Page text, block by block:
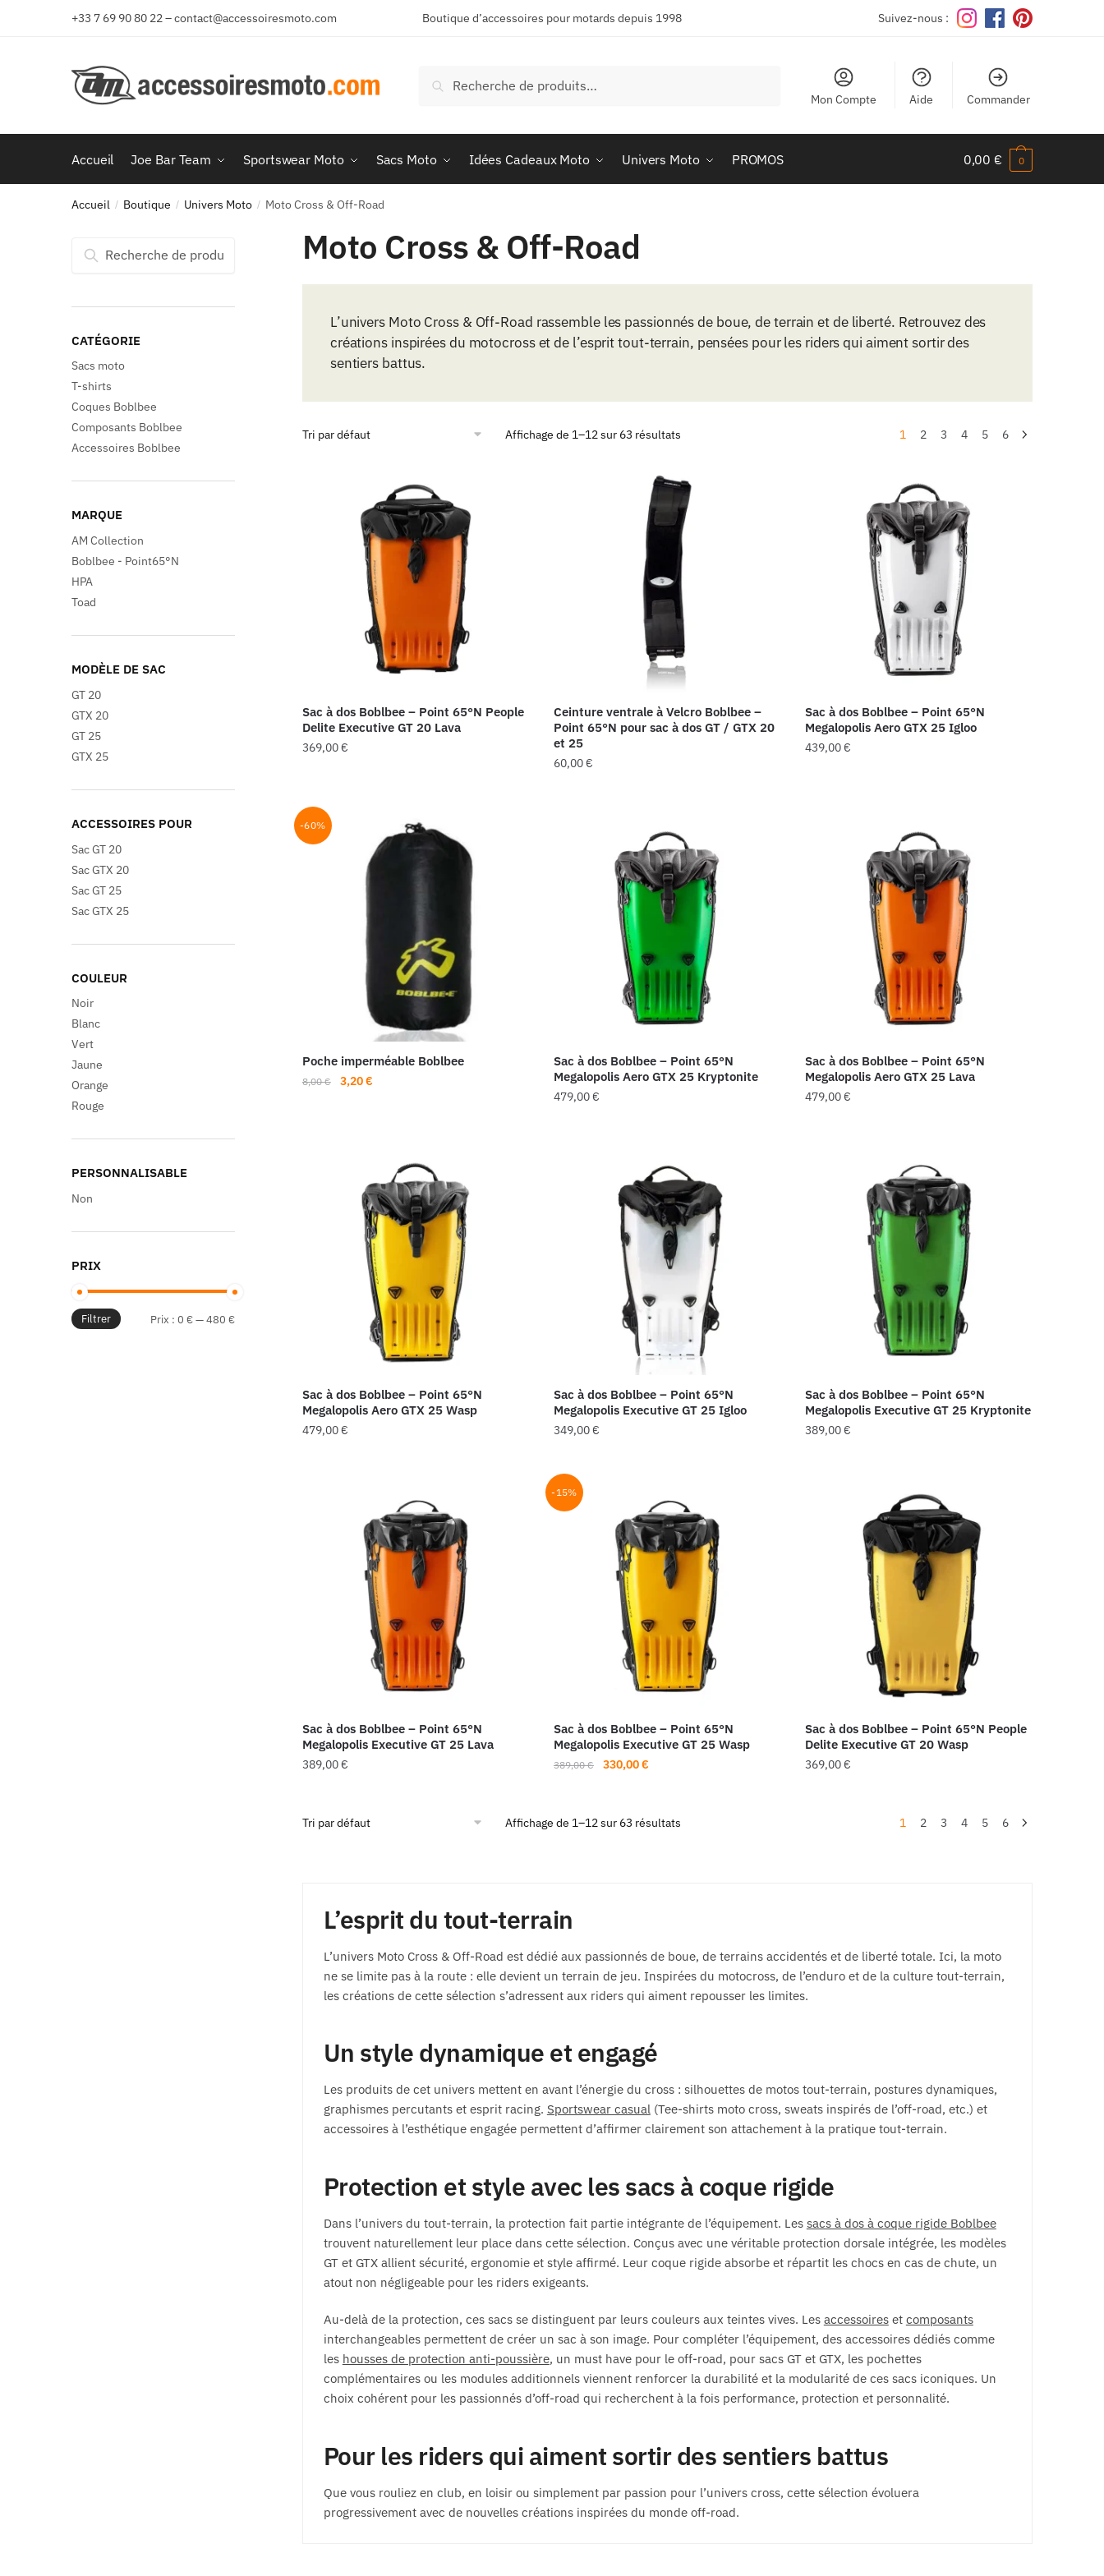
+33 7 69 90 80 22 – contact@accessoiresmoto.com Boutique d’accessoires pour motards depuis 1998 Suivez-nous :
pour :
Recherche
Mon Compte Aide Commander
Accueil Joe Bar Team Sportswear Moto Sacs Moto Idées Cadeaux Moto Univers Moto PROMOS 0,00 € 0
Accueil / Boutique / Univers Moto / Moto Cross & Off-Road
Moto Cross & Off-Road
L’univers Moto Cross & Off-Road rassemble les passionnés de boue, de terrain et de liberté. Retrouvez des
créations inspirées du motocross et de l’esprit tout-terrain, pensées pour les riders qui aiment sortir des
sentiers battus.
Affichage de 1–12 sur 63 résultats 1 2 3 4 5 6
Sac à dos Boblbee – Point 65°N People
Delite Executive GT 20 Lava
369,00€
Ceinture ventrale à Velcro Boblbee –
Point 65°N pour sac à dos GT / GTX 20
et 25
60,00€
variations.
du
produit
Sac à dos Boblbee – Point 65°N
Megalopolis Aero GTX 25 Igloo
439,00€
-60%
Poche imperméable Boblbee
8,00€
Le
3,20€Le
Sac à dos Boblbee – Point 65°N
Megalopolis Aero GTX 25 Kryptonite
479,00€
Sac à dos Boblbee – Point 65°N
Megalopolis Aero GTX 25 Lava
479,00€
Sac à dos Boblbee – Point 65°N
Megalopolis Aero GTX 25 Wasp
479,00€
Sac à dos Boblbee – Point 65°N
Megalopolis Executive GT 25 Igloo
349,00€
Sac à dos Boblbee – Point 65°N
Megalopolis Executive GT 25 Kryptonite
389,00€
Sac à dos Boblbee – Point 65°N
Megalopolis Executive GT 25 Lava
389,00€
-15%
Sac à dos Boblbee – Point 65°N
Megalopolis Executive GT 25 Wasp
389,00€
Le
était :
330,00€Le
est :
Sac à dos Boblbee – Point 65°N People
Delite Executive GT 20 Wasp
369,00€
Affichage de 1–12 sur 63 résultats 1 2 3 4 5 6
L’esprit du tout-terrain
L’univers Moto Cross & Off-Road est dédié aux passionnés de boue, de terrains accidentés et de liberté totale. Ici, la moto
ne se limite pas à la route : elle devient un terrain de jeu. Inspirées du motocross, de l’enduro et de la culture tout-terrain,
les créations de cette sélection s’adressent aux riders qui aiment repousser les limites.
Un style dynamique et engagé
Les produits de cet univers mettent en avant l’énergie du cross : silhouettes de motos tout-terrain, postures dynamiques,
graphismes percutants et esprit racing. Sportswear casual(Tee-shirts moto cross, sweats inspirés de l’off-road, etc.) et
accessoires à l’esthétique engagée permettent d’affirmer clairement son attachement à la pratique tout-terrain.
Protection et style avec les sacs à coque rigide
Dans l’univers du tout-terrain, la protection fait partie intégrante de l’équipement. Les sacs à dos à coque rigide Boblbee
trouvent naturellement leur place dans cette sélection. Conçus avec une véritable protection dorsale intégrée, les modèles
GT et GTX allient sécurité, ergonomie et style affirmé. Leur coque rigide absorbe et répartit les chocs en cas de chute, un
atout non négligeable pour les riders exigeants.
Au-delà de la protection, ces sacs se distinguent par leurs couleurs aux teintes vives. Les accessoireset composants
interchangeables permettent de créer un sac à son image. Pour compléter l’équipement, des accessoires dédiés comme
les housses de protection anti-poussière, un must have pour le off-road, pour sacs GT et GTX, les pochettes
complémentaires ou les modules additionnels viennent renforcer la durabilité et la modularité de ces sacs iconiques. Un
choix cohérent pour les passionnés d’off-road qui recherchent à la fois performance, protection et personnalité.
Pour les riders qui aiment sortir des sentiers battus
Que vous rouliez en club, en loisir ou simplement par passion pour l’univers cross, cette sélection évoluera
progressivement avec de nouvelles créations inspirées du monde off-road.
Recherche
pour :
Recherche
CATÉGORIE
Sacs moto
T-shirts
Coques Boblbee
Composants Boblbee
Accessoires Boblbee
MARQUE
AM Collection
Boblbee - Point65°N
HPA
Toad
MODÈLE DE SAC
GT 20
GTX 20
GT 25
GTX 25
ACCESSOIRES POUR
Sac GT 20
Sac GTX 20
Sac GT 25
Sac GTX 25
COULEUR
Noir
Blanc
Vert
Jaune
Orange
Rouge
PERSONNALISABLE
Non
PRIX
Prix
Prix
Filtrer Prix : 0 €—480 €